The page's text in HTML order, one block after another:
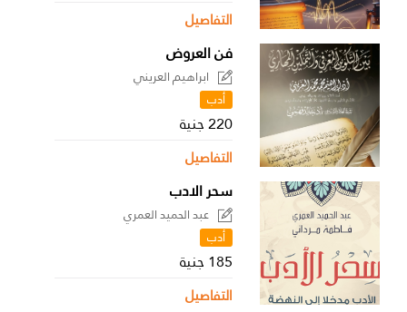
التفاصيل
فن العروض
ابراهيم العريني
أدب
220 جنية
التفاصيل
سحر الادب
عبد الحميد العمري
أدب
185 جنية
التفاصيل